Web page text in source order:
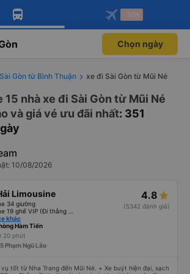
Tải app Vexere ngay!
ưu đãi thành viên độc
Mở app
Tải app Vexere
ghế khi đặt vé máy bay qua
Mở app
-30k
Chọn ngày
Gòn từ Bình Thuận xe đi Sài Gòn từ Mũi Né
15 nhà xe đi Sài Gòn từ Mũi Né
và giá vé ưu đãi nhất: 351
10/08/2026
Limousine
34 giường
khác
4.8
(5342 đánh giá)
Hàm Tiến
20 phút
Phạm Ngũ Lão
tốt từ Nha Trang đến Mũi Né. + Xe buýt hiện đại, sạch